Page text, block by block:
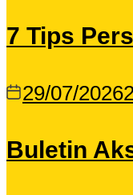
7 Tips
29/07/2026
Buletin